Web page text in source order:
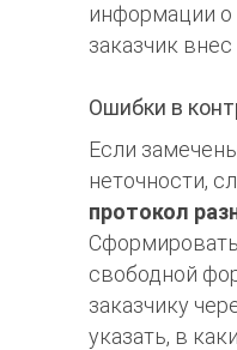
информации о
заказчик
Ошибки в
Если
неточности,
протокол
свободной
заказчику
указать, в